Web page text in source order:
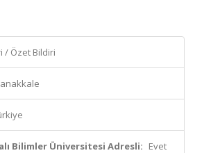
/ Özet Bildiri
Bilimler Üniversitesi Adresli: Evet